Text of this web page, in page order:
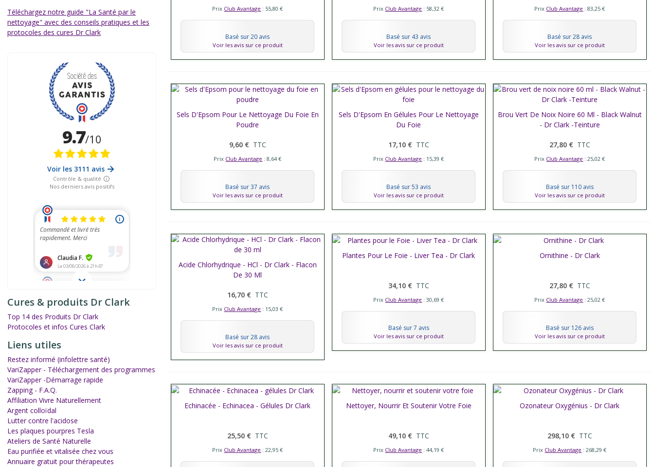
Téléchargez notre guide "La Santé par le
nettoyage" avec des conseils pratiques et les
protocoles des cures Dr Clark
Cures & produits Dr Clark
Top 14 des Produits Dr Clark
Protocoles et infos Cures Clark
Liens utiles
Restez informé (infolettre santé)
VariZapper - Téléchargement des programmes
VariZapper -Démarrage rapide
Zapping - F.A.Q.
Affiliation Vivre Naturellement
Argent colloïdal
Lutter contre l'acidose
Les plaques pourpres Tesla
Ateliers de Santé Naturelle
Eau purifiée et vitalisée chez vous
Annuaire gratuit pour thérapeutes
Prix Club Avantage : 55,80 €
Basé sur 20 avis
Voir les avis sur ce produit
Prix Club Avantage : 58,32 €
Basé sur 43 avis
Voir les avis sur ce produit
Prix Club Avantage : 83,25 €
Basé sur 28 avis
Voir les avis sur ce produit
Afficher plus
Sels D'Epsom Pour Le Nettoyage Du Foie En
Poudre
9,60 € TTC
Prix Club Avantage : 8,64 €
Basé sur 37 avis
Voir les avis sur ce produit
Afficher plus
Sels D'Epsom En Gélules Pour Le Nettoyage
Du Foie
17,10 € TTC
Prix Club Avantage : 15,39 €
Basé sur 53 avis
Voir les avis sur ce produit
Afficher plus
Brou Vert De Noix Noire 60 Ml - Black Walnut
- Dr Clark -Teinture
27,80 € TTC
Prix Club Avantage : 25,02 €
Basé sur 110 avis
Voir les avis sur ce produit
Afficher plus
Acide Chlorhydrique - HCl - Dr Clark - Flacon
De 30 Ml
16,70 € TTC
Prix Club Avantage : 15,03 €
Basé sur 28 avis
Voir les avis sur ce produit
Afficher plus
Plantes Pour Le Foie - Liver Tea - Dr Clark
34,10 € TTC
Prix Club Avantage : 30,69 €
Basé sur 7 avis
Voir les avis sur ce produit
Afficher plus
Ornithine - Dr Clark
27,80 € TTC
Prix Club Avantage : 25,02 €
Basé sur 126 avis
Voir les avis sur ce produit
Afficher plus
Echinacée - Echinacea - Gélules Dr Clark
25,50 € TTC
Prix Club Avantage : 22,95 €
Afficher plus
Nettoyer, Nourrir Et Soutenir Votre Foie
49,10 € TTC
Prix Club Avantage : 44,19 €
Afficher plus
Ozonateur Oxygénius - Dr Clark
298,10 € TTC
Prix Club Avantage : 268,29 €